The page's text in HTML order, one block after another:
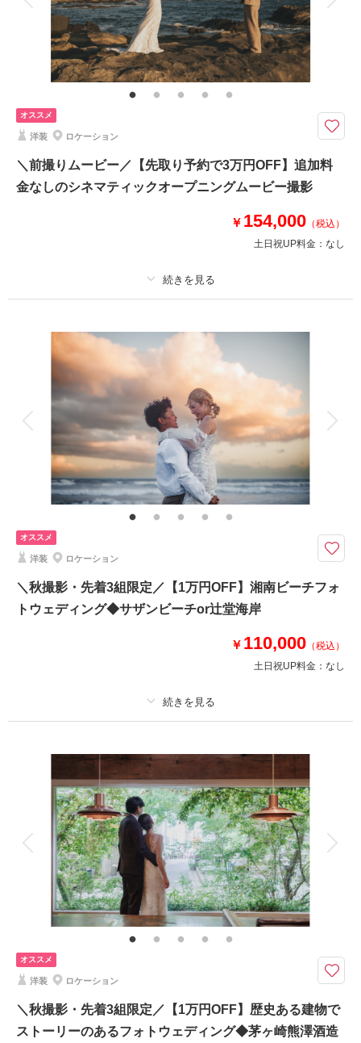
相談予約する
来店・オンライン
撮影日の空き
を確認する
家族と撮影 家族用衣装レンタル ペットと撮影
その他含むもの
撮影データ（約100カット）・白無垢or色打掛・紋付袴・ヘアメイク・着付
け・撮影アテンド・撮影小物・和ブーケ・移動費・施設利用料
8月までのご予約対象＜木々の新緑がまぶしい「緑」の季節＞【全データ・
衣装一式・美容・移動・申請等全て込】
⚫︎ロケ地：鎌倉・妙本寺他
⚫︎データ：撮影全データ約100カット（色味補正などレタッチ済）
⚫︎納期：約3週間
このプランで撮影可能な撮影レポート
相談予約する
来店・オンライン
撮影日の空き
を確認する
オススメ
洋装 ロケーション
＼前撮りムービー／【先取り予約で3万円OFF】追加料
金なしのシネマティックオープニングムービー撮影
￥ 154,000 （税込）
土日祝UP料金： なし
新婦衣装1着
着付け
データ 台紙付写真
衣装追加 会食 挙式
家族と撮影 家族用衣装レンタル ペットと撮影
その他含むもの
撮影データ+DVD1枚（納期約1ヶ月）・著作権フリー音源提供・ヘアメイ
ク・撮影アテンド・アクセサリー類・レンタルブーケ＆ブートニアレンタ
8月までのご予約対象《江ノ島・城ヶ島》追加料金なしでドローン撮影◎ 衣
装やヘアメイク等、必要なものは全て込のオールインパック
●ロケ地： 片瀬江ノ島海岸周辺、城ヶ島など、ご相談ください
●データ＋DVD1枚
●納期:約ひと月程度
その他、撮影代金やロケ地への移動等、全て含まれております
このプランで撮影可能な撮影レポート
撮影場所：片瀬江ノ島海岸（神奈川）
相談予約する
来店・オンライン
撮影日の空き
を確認する
オススメ
洋装 ロケーション
＼秋撮影・先着3組限定／【1万円OFF】湘南ビーチフォ
トウェディング◆サザンビーチor辻堂海岸
￥ 110,000 （税込）
土日祝UP料金： なし
撮影料 新婦衣装1着 新郎衣装1着
着付け ヘアメイク 小物一式
アルバム データ 100 カット 台紙付写真
衣装追加 会食 挙式
家族と撮影 家族用衣装レンタル ペットと撮影
その他含むもの
100カットデータ（納期約3週間/レタッチ済）・ヘアメイク・撮影アテン
ド・アクセサリー類レンタル・ベールレンタル・ブーケ＆ブートニアレンタ
9・10・11月撮影◆ひと月3組限定◆茅ヶ崎もしくは辻堂海岸をロケ地にお
選びいただけます
⚫︎茅ヶ崎サザンビーチ周辺or辻堂海岸等、近隣のビーチロケーション撮影
⚫︎データ：約100カット（色味補正等レタッチ済）
⚫︎納期：約3週間
オススメ
洋装 ロケーション
＼秋撮影・先着3組限定／【1万円OFF】歴史ある建物で
ストーリーのあるフォトウェディング◆茅ヶ崎熊澤酒造